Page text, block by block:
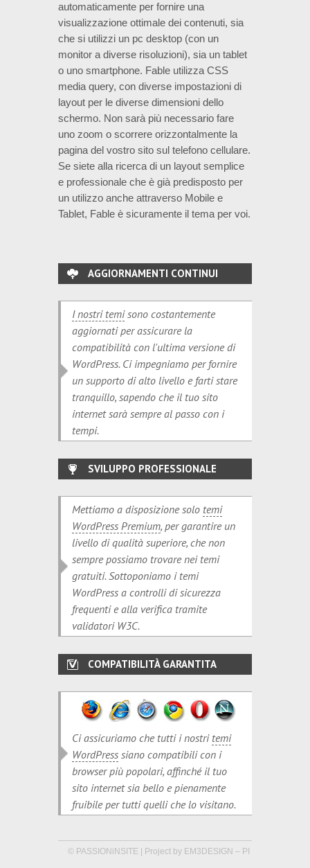
(adattativo)
automaticamente per fornire una
visualizzazione ottimale dei contenuti, sia
che si utilizzi un pc desktop (con un
monitor a diverse risoluzioni), sia un tablet
o uno smartphone. Fable utilizza CSS
media query, con diverse impostazioni di
layout per le diverse dimensioni dello
schermo. Non sarà più necessario fare
uno zoom o scorrere orizzontalmente la
pagina del vostro sito sul telefono cellulare.
Se siete alla ricerca di un layout semplice
e professionale che è già predisposto per
un utilizzo anche attraverso Mobile e
Tablet, Fable è sicuramente il tema per voi.
AGGIORNAMENTI CONTINUI
I nostri temisono costantemente
aggiornati per assicurare la
compatibilità con l'ultima versione di
WordPress. Ci impegniamo per fornire
un supporto di alto livello e farti stare
tranquillo, sapendo che il tuo sito
internet sarà sempre al passo con i
tempi.
SVILUPPO PROFESSIONALE
Mettiamo a disposizione solo temi
WordPress Premium, per garantire un
livello di qualità superiore, che non
sempre possiamo trovare nei temi
gratuiti. Sottoponiamo i temi
WordPress a controlli di sicurezza
frequenti e alla verifica tramite
validatori W3C.
COMPATIBILITÀ GARANTITA
Ci assicuriamo che tutti i nostri temi
WordPress siano compatibili con i
browser più popolari, affinché il tuo
sito internet sia bello e pienamente
fruibile per tutti quelli che lo visitano.
© PASSIONiNSITE | Project by EM3DESIGN – PI